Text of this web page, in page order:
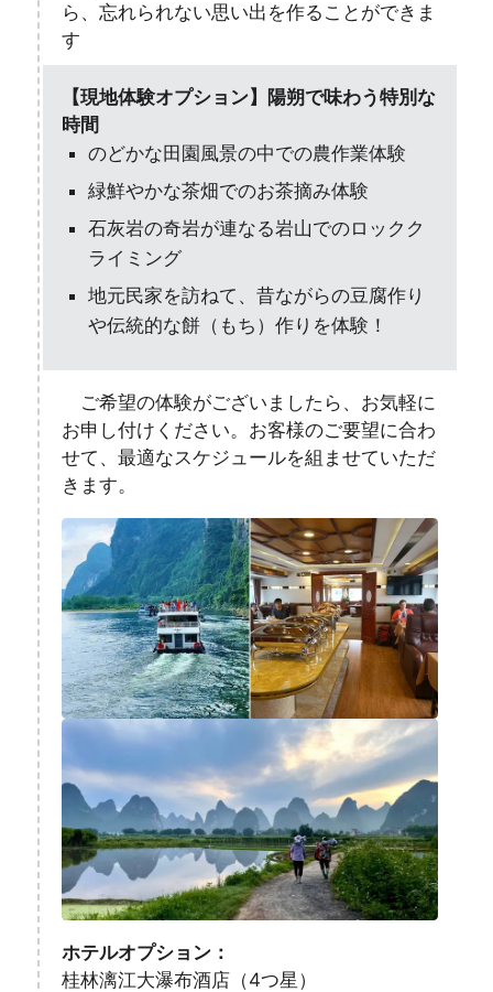
ら、忘れられない思い出を作ることができま
す
【現地体験オプション】陽朔で味わう特別な
時間
のどかな田園風景の中での農作業体験
緑鮮やかな茶畑でのお茶摘み体験
石灰岩の奇岩が連なる岩山でのロックク
ライミング
地元民家を訪ねて、昔ながらの豆腐作り
や伝統的な餅（もち）作りを体験！
ご希望の体験がございましたら、お気軽に
お申し付けください。お客様のご要望に合わ
せて、最適なスケジュールを組ませていただ
きます。
ホテルオプション：
桂林漓江大瀑布酒店（4つ星）